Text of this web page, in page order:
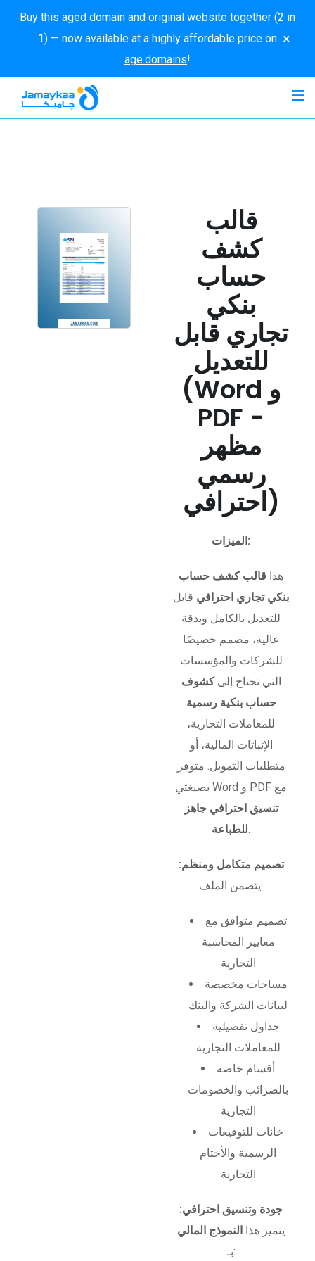
Buy this aged domain and original website together (2 in
1) — now available at a highly affordable price on
age.domains!
×
قالب
كشف
حساب
بنكي
تجاري قابل
للتعديل
(Word و
PDF -
مظهر
رسمي
احترافي)
الميزات:
هذا قالب كشف حساب
بنكي تجاري احترافي قابل
للتعديل بالكامل وبدقة
عالية، مصمم خصيصًا
للشركات والمؤسسات
التي تحتاج إلىكشوف
حساب بنكية رسمية
للمعاملات التجارية،
الإثباتات المالية، أو
متطلبات التمويل. متوفر
بصيغتي Word و PDF مع
تنسيق احترافي جاهز
للطباعة.
تصميم متكامل ومنظم:
يتضمن الملف:
تصميم متوافق مع
معايير المحاسبة
التجارية
مساحات مخصصة
لبيانات الشركة والبنك
جداول تفصيلية
للمعاملات التجارية
أقسام خاصة
بالضرائب والخصومات
التجارية
خانات للتوقيعات
الرسمية والأختام
التجارية
جودة وتنسيق احترافي:
يتميز هذا
النموذج المالي
بـ: